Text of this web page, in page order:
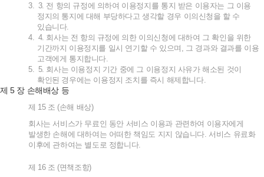
3.
3. 전 항의 규정에 의하여 이용정지를 통지 받은 이용자는 그 이용
정지의 통지에 대해 부당하다고 생각할 경우 이의신청을 할 수
있습니다.
4.
4. 회사는 전 항의 규정에 의한 이의신청에 대하여 그 확인을 위한
기간까지 이용정지를 일시 연기할 수 있으며 그 경과와 결과를 이용
고객에게 통지합니다
5.
5. 회사는 이용정지 기간 중에 그 이용정지 사유가 해소된 것이
확인된 경우에는 이용정지 조치를 즉시 해제합니다.
제 5 장 손해배상 등
제 15 조 (손해 배상)
회사는 서비스가 무료인 동안 서비스 이용과 관련하여 이용자에게
발생한 손해에 대하여는 어떠한 책임도 지지 않습니다. 서비스 유료화
이후에 관하여는 별도로 정합니다.
제 16 조 (면책조항)